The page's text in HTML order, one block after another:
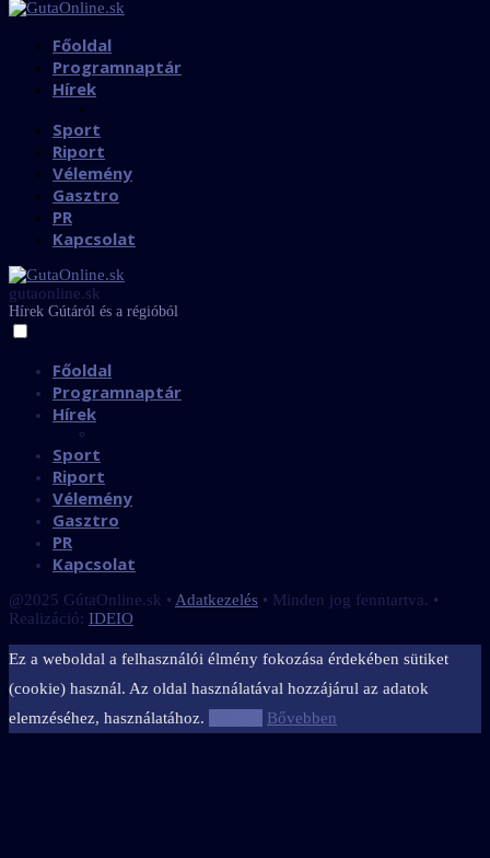
Főoldal
Programnaptár
Hírek
Sport
Riport
Vélemény
Gasztro
PR
Kapcsolat
gutaonline.sk
Hírek Gútáról és a régióból
Főoldal
Programnaptár
Hírek
Sport
Riport
Vélemény
Gasztro
PR
Kapcsolat
@2025 GútaOnline.sk • Adatkezelés • Minden jog fenntartva. •
Realizáció: IDEIO
Ez a weboldal a felhasználói élmény fokozása érdekében sütiket
(cookie) használ. Az oldal használatával hozzájárul az adatok
elemzéséhez, használatához.
Bővebben